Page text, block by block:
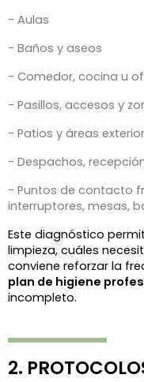
- Aulas
- Baños y aseos
- Comedor, cocina u
- Pasillos, accesos y
- Patios y áreas
- Despachos,
- Puntos de contacto
interruptores, mesas,
Este diagnóstico
limpieza, cuáles
plan de higiene
incompleto.
2.